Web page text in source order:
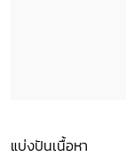
แบ่งปันเนื้อหา